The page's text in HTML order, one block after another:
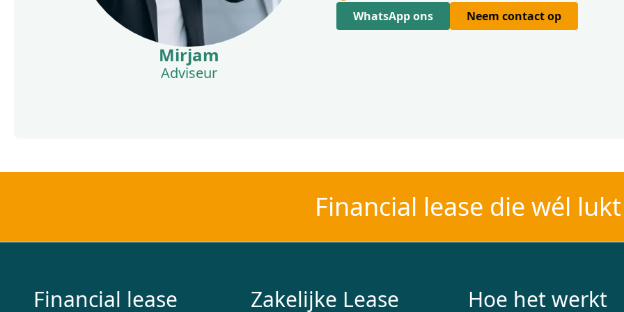
Mirjam
Adviseur
WhatsApp ons
Neem contact op
Financial lease die wél lukt
Financial lease Zakelijke Lease Hoe het werkt